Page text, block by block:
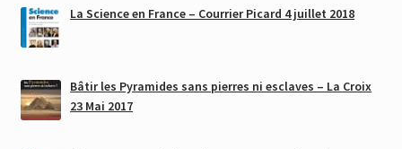
La Science en France – Courrier Picard 4 juillet 2018
Bâtir les Pyramides sans pierres ni esclaves – La Croix
23 Mai 2017